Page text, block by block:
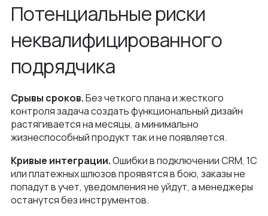
Потенциальные риски
неквалифицированного
подрядчика
Срывы сроков.Без четкого плана и жесткого
контроля задача создать функциональный дизайн
растягивается на месяцы, а минимально
жизнеспособный продукт так и не появляется.
Кривые интеграции.Ошибки в подключении CRM, 1С
или платежных шлюзов проявятся в бою, заказы не
попадут в учет, уведомления не уйдут, а менеджеры
останутся без инструментов.